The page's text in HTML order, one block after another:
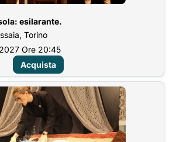
esilarante.
Torino
Ore 20:45
Acquista